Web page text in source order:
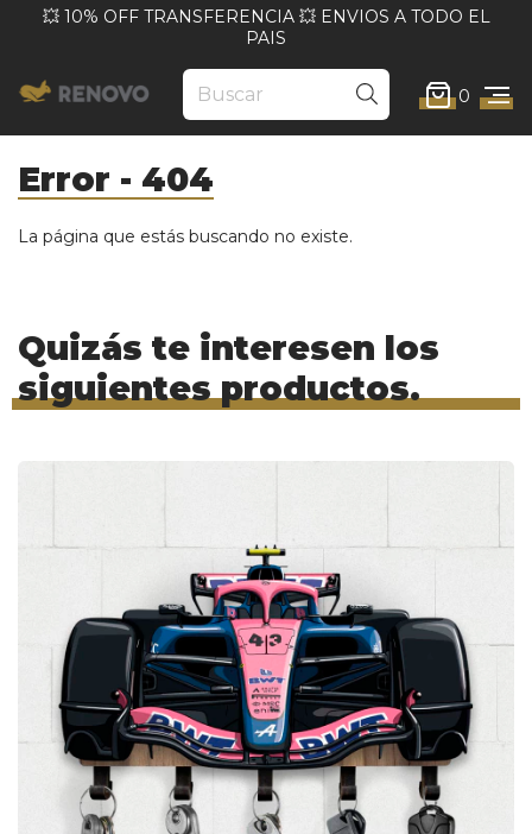
💥 10% OFF TRANSFERENCIA 💥 ENVIOS A TODO EL
PAIS
0
Error - 404
La página que estás buscando no existe.
Quizás te interesen los
siguientes productos.